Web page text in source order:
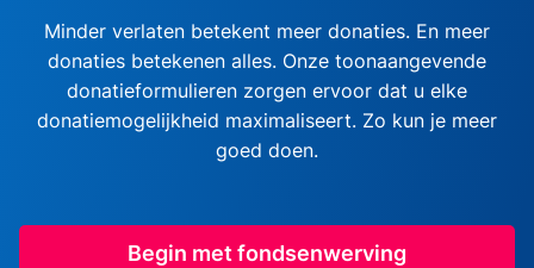
Minder verlaten betekent meer donaties. En meer
donaties betekenen alles. Onze toonaangevende
donatieformulieren zorgen ervoor dat u elke
donatiemogelijkheid maximaliseert. Zo kun je meer
goed doen.
Begin met fondsenwerving